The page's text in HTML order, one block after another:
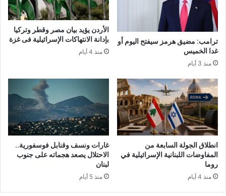
ترامب: مضيق هرمز سيفتح اليوم أو
غدا الخميس
منذ 3 أيام
الأردن يؤيد بيان مصر وقطر وتركيا
بإدانة الانتهاكات الإسرائيلية فى غزة
منذ 4 أيام
انطلاق الجولة السابعة من
المفاوضات اللبنانية الإسرائيلية في
روما
منذ 4 أيام
غارات ونسف وقنابل فوسفورية..
الاحتلال يصعد هجماته على جنوب
لبنان
منذ 5 أيام